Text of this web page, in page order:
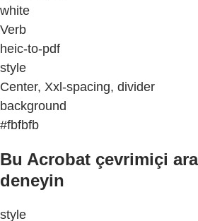
white
Verb
heic-to-pdf
style
Center, Xxl-spacing, divider
background
#fbfbfb
Bu Acrobat çevrimiçi
deneyin
style